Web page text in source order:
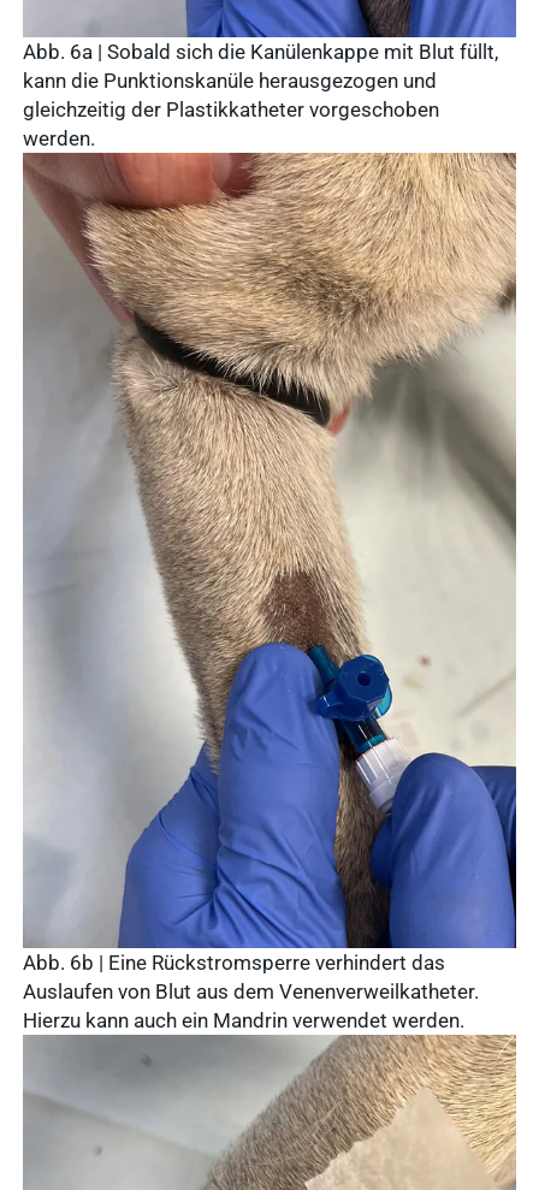
Abb. 6a | Sobald sich die Kanülenkappe mit Blut füllt,
kann die Punktionskanüle herausgezogen und
gleichzeitig der Plastikkatheter vorgeschoben
werden.
Abb. 6b | Eine Rückstromsperre verhindert das
Auslaufen von Blut aus dem Venenverweilkatheter.
Hierzu kann auch ein Mandrin verwendet werden.